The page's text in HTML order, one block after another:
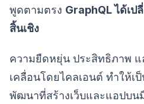
พูดตามตรง GraphQL ได้เป
สิ้นเชิง
ความยืดหยุ่น ประสิทธิภาพ
เคลื่อนโดยไคลเอนต์ ทำให้
พัฒนาที่สร้างเว็บและแอปบ